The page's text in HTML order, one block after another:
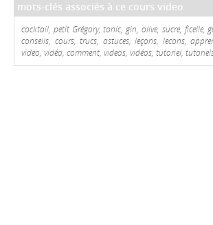
mots-clés associés à ce cours video
cocktail, petit Grégory, tonic, gin, olive, sucre, ficelle,
conseils, cours, trucs, astuces, leçons, lecons,
video, vidéo, comment, videos, vidéos, tutoriel,